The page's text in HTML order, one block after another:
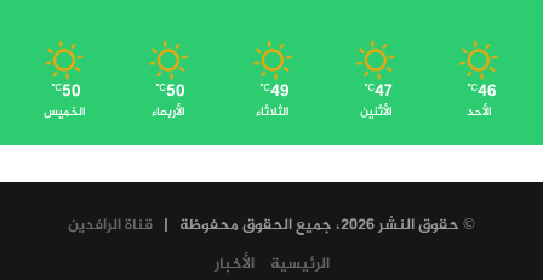
46
℃
الأحد
47
℃
الأثنين
49
℃
الثلاثاء
50
℃
الأربعاء
50
℃
الخميس
© حقوق النشر 2026، جميع الحقوق محفوظة |
قناة الرافدين
الرئيسية
الأخبار